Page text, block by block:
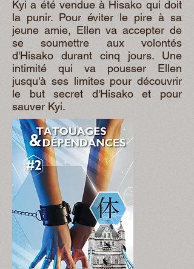
Kyi a été vendue à Hisako qui doit
la punir. Pour éviter le pire à sa
jeune amie, Ellen va accepter de
se soumettre aux volontés
d'Hisako durant cinq jours. Une
intimité qui va pousser Ellen
jusqu'à ses limites pour découvrir
le but secret d'Hisako et pour
sauver Kyi.